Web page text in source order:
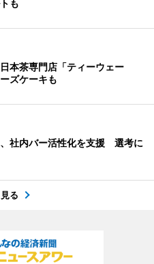
も
本茶専門店「ティーウェー
ズケーキも
社内バー活性化を支援 選考に
る